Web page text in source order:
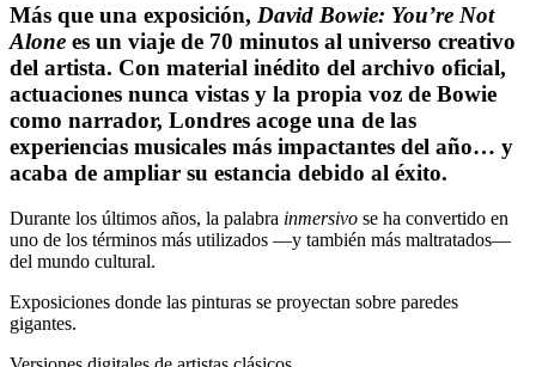
Más que una exposición, David Bowie: You’re Not
Alone es un viaje de 70 minutos al universo creativo
del artista. Con material inédito del archivo oficial,
actuaciones nunca vistas y la propia voz de Bowie
como narrador, Londres acoge una de las
experiencias musicales más impactantes del año… y
acaba de ampliar su estancia debido al éxito.
Durante los últimos años, la palabra inmersivo se ha convertido en
uno de los términos más utilizados —y también más maltratados—
del mundo cultural.
Exposiciones donde las pinturas se proyectan sobre paredes
gigantes.